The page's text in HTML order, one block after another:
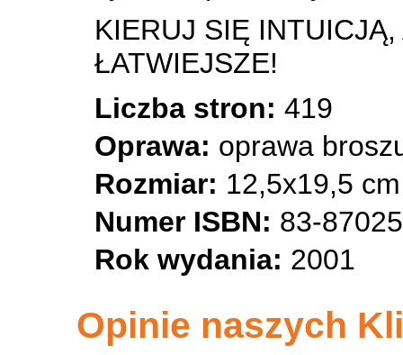
KIERUJ SIĘ
ŁATWIEJSZE!
Liczba stron: 419
Oprawa: oprawa
Rozmiar: 12,5x19,5 cm
Numer ISBN: 83-
Rok wydania: 2001
Opinie naszych